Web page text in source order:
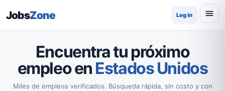
JobsZone Log in
Encuentra tu próximo
empleo en Estados Unidos
Miles de empleos verificados. Búsqueda rápida, sin costo y con